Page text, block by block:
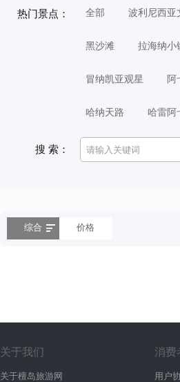
热门景点： 全部 波利尼西亚
黑沙滩 拉海纳小
冒纳凯亚观星 阿
哈纳天路 哈雷阿
搜 索：
综合 价格
关于我们
关于檀岛旅游网
消费
用户